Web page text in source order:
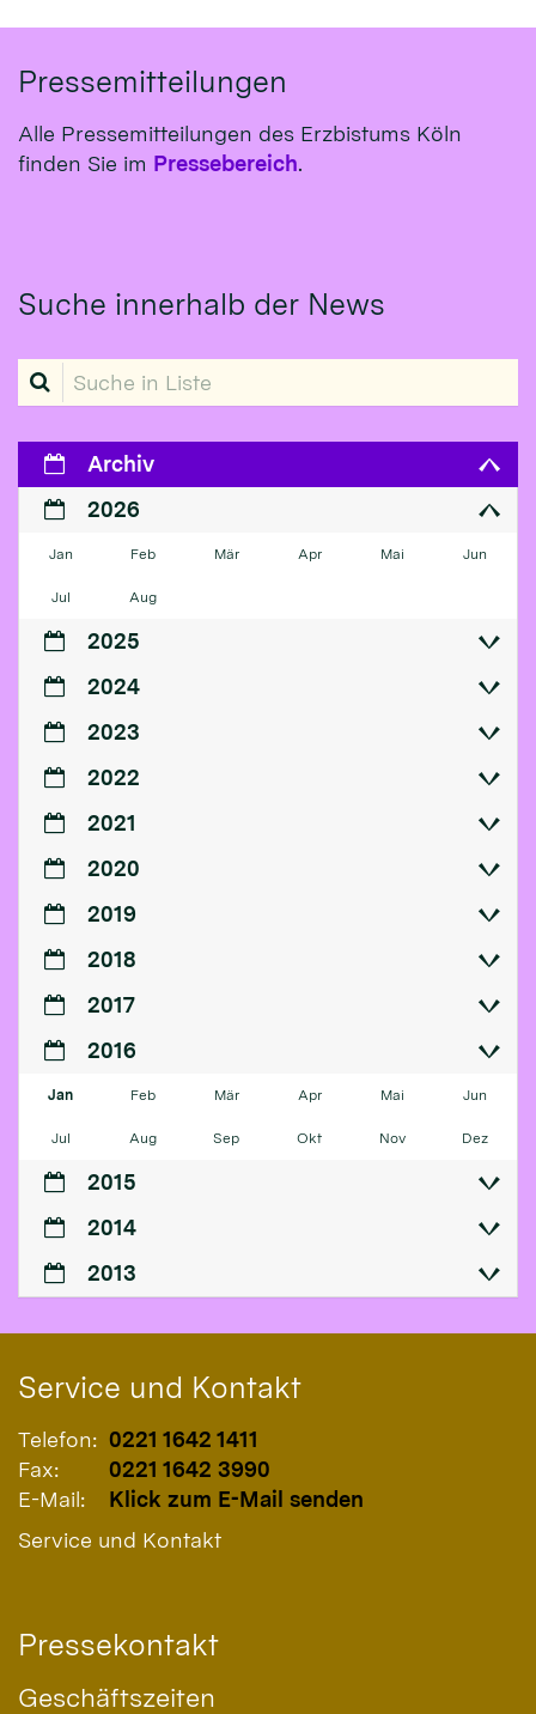
Pressemitteilungen
Alle Pressemitteilungen des Erzbistums Köln
finden Sie im Pressebereich.
Suche innerhalb der News
Suche in Liste
Archiv
2026
Jan Feb Mär Apr Mai Jun
Jul Aug
2025
2024
2023
2022
2021
2020
2019
2018
2017
2016
Jan Feb Mär Apr Mai Jun
Jul Aug Sep Okt Nov Dez
2015
2014
2013
Service und Kontakt
Telefon: 0221 1642 1411
Fax:
0221 1642 3990
E-Mail:
Klick zum E-Mail senden
Service und Kontakt
Pressekontakt
Geschäftszeiten